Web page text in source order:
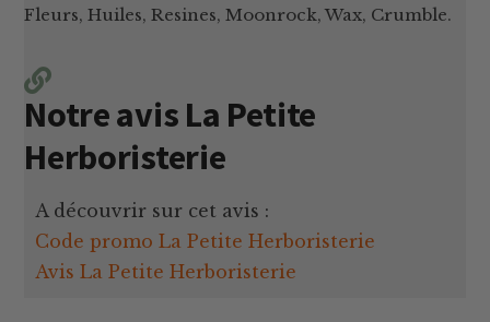
Fleurs, Huiles, Resines, Moonrock, Wax, Crumble.
Notre avis La Petite
Herboristerie
A découvrir sur cet avis :
Code promo La Petite Herboristerie
Avis La Petite Herboristerie